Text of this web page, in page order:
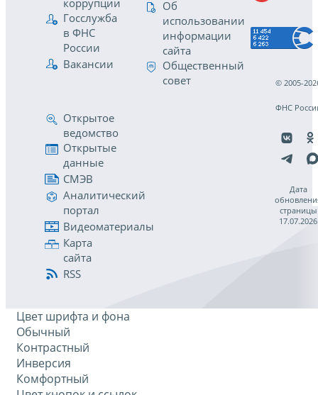
коррупции
Госслужба
в ФНС
России
Вакансии
Об
использовании
информации
сайта
Общественный
совет
Открытое
ведомство
Открытые
данные
СМЭВ
Аналитический
портал
Видеоматериалы
Карта
сайта
RSS
© 2005-
ФНС
Дата
страницы
17.07.2026
Цвет шрифта и фона
Обычный
Контрастный
Инверсия
Комфортный